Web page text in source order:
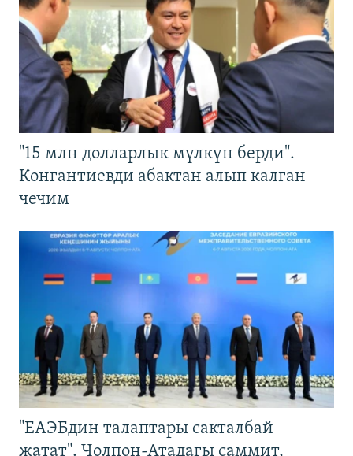
"15 млн долларлык мүлкүн берди".
Конгантиевди абактан алып калган
чечим
"ЕАЭБдин талаптары сакталбай
жатат". Чолпон-Атадагы саммит,